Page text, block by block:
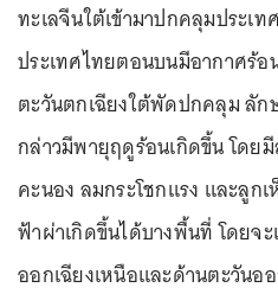
ทะเลจีนใต้เข้ามาปกคลุมประ
ประเทศไทยตอนบนมีอากาศร้
ตะวันตกเฉียงใต้พัดปกคลุม ลั
กล่าวมีพายุฤดูร้อนเกิดขึ้น โด
คะนอง ลมกระโชกแรง และลูก
ฟ้าผ่าเกิดขึ้นได้บางพื้นที่ โดยจ
ออกเฉียงเหนือและด้านตะวัน